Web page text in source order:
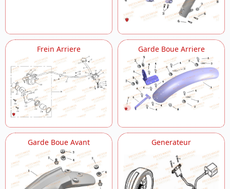
Frein Arriere Garde Boue Arriere
Garde Boue Avant Generateur